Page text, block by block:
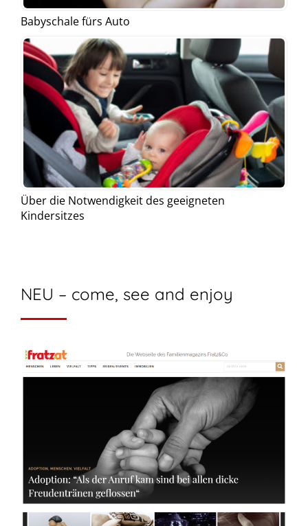
Babyschale fürs Auto
Über die Notwendigkeit des geeigneten
Kindersitzes
NEU – come, see and enjoy